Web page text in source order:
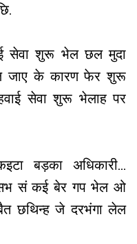
सेवा शुरू भेल छल मुदा
जाए के कारण फेर शुरू
सेवा शुरू भेलाह पर
बड़का अधिकारी...
सभ सं कई बेर गप भेल ओ
छथिन्ह जे दरभंगा लेल